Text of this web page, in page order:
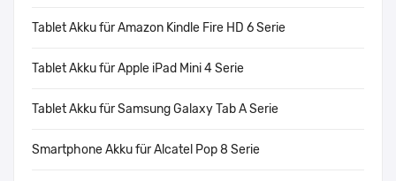
Tablet Akku für Amazon Kindle Fire HD 6 Serie
Tablet Akku für Apple iPad Mini 4 Serie
Tablet Akku für Samsung Galaxy Tab A Serie
Smartphone Akku für Alcatel Pop 8 Serie